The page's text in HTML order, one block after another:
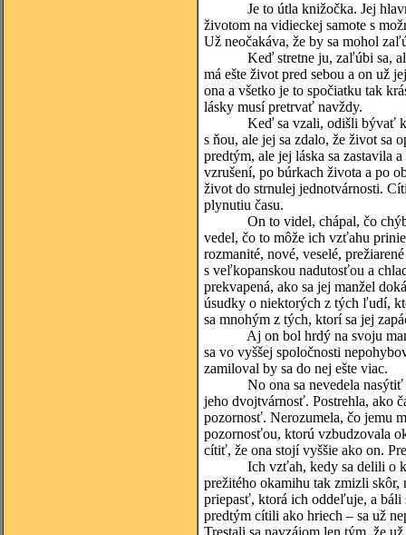
Je to útla knižočka. Jej
životom na vidieckej samote s
Už neočakáva, že by sa mohol
Keď stretne ju, zaľúbi sa, ale
má ešte život pred sebou a on už
ona a všetko je to spočiatku tak
lásky musí pretrvať navždy.
Keď sa vzali, odišli bývať k
s ňou, ale jej sa zdalo, že život sa
predtým, ale jej láska sa zastavila
vzrušení, po búrkach života a po
život do strnulej jednotvárnosti.
plynutiu času.
On to videl, chápal, čo chýba
vedel, čo to môže ich vzťahu
rozmanité, nové, veselé,
s veľkopanskou nadutosťou a
prekvapená, ako sa jej manžel
úsudky o niektorých z tých ľudí,
sa mnohým z tých, ktorí sa jej
Aj on bol hrdý na svoju
sa vo vyššej spoločnosti
zamiloval by sa do nej ešte viac.
No ona sa nevedela nasýtiť
jeho dvojtvárnosť. Postrehla, ako
pozornosť. Nerozumela, čo jemu
pozornosťou, ktorú vzbudzovala
cítiť, že ona stojí vyššie ako on.
Ich vzťah, kedy sa delili o
prežitého okamihu tak zmizli skôr,
priepasť, ktorá ich oddeľuje, a
predtým cítili ako hriech – sa už
Trestali sa navzájom len tým, že